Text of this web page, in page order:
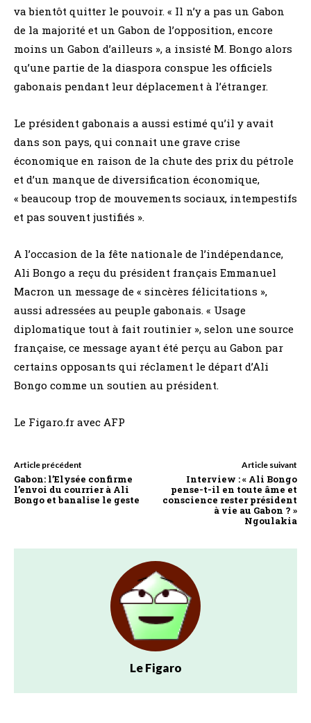
va bientôt quitter le pouvoir. « Il n’y a pas un Gabon
de la majorité et un Gabon de l’opposition, encore
moins un Gabon d’ailleurs », a insisté M. Bongo alors
qu’une partie de la diaspora conspue les officiels
gabonais pendant leur déplacement à l’étranger.
Le président gabonais a aussi estimé qu’il y avait
dans son pays, qui connait une grave crise
économique en raison de la chute des prix du pétrole
et d’un manque de diversification économique,
« beaucoup trop de mouvements sociaux, intempestifs
et pas souvent justifiés ».
A l’occasion de la fête nationale de l’indépendance,
Ali Bongo a reçu du président français Emmanuel
Macron un message de « sincères félicitations »,
aussi adressées au peuple gabonais. « Usage
diplomatique tout à fait routinier », selon une source
française, ce message ayant été perçu au Gabon par
certains opposants qui réclament le départ d’Ali
Bongo comme un soutien au président.
Le Figaro.fr avec AFP
Article précédent
Gabon: l’Elysée confirme
l’envoi du courrier à Ali
Bongo et banalise le geste
Article suivant
Interview : « Ali Bongo
pense-t-il en toute âme et
conscience rester président
à vie au Gabon ? »
Ngoulakia
Le Figaro